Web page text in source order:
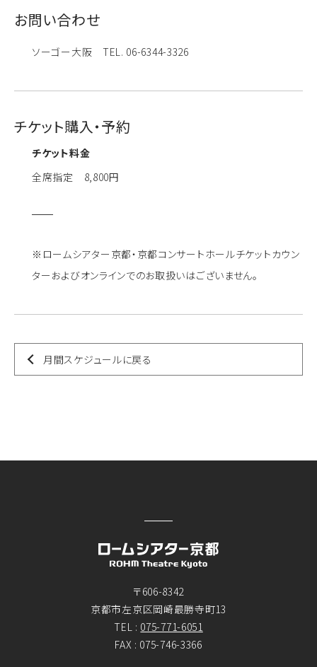
お問い合わせ
ソーゴー大阪 TEL. 06-6344-3326
チケット購入・予約
チケット料金
全席指定 8,800円
※ロームシアター京都・京都コンサートホールチケットカウン
ターおよびオンラインでのお取扱いはございません。
月間スケジュールに戻る
〒606-8342
京都市左京区岡崎最勝寺町13
TEL : 075-771-6051
FAX : 075-746-3366